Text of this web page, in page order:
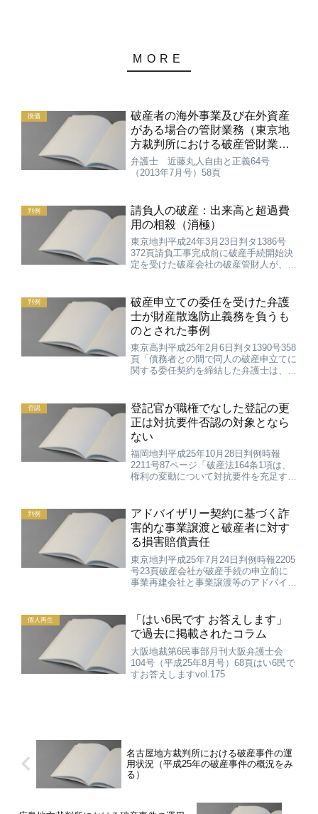
換価
破産者の海外事業及び在外資産
がある場合の管財業務（東京地
方裁判所における破産管財業務
について－平成24年度破産管財
人等協議会）
弁護士 近藤丸人自由と正義64号
（2013年7月号）58頁
判例
請負人の破産：出来高と超過費
用の相殺（消極）
東京地判平成24年3月23日判タ1386号
372頁請負工事完成前に破産手続開始決
定を受けた破産会社の破産管財人が、注
が、残工事に要した超過費用相当額の損
害賠償請求権との...
判例
破産申立ての委任を受けた弁護
士が財産散逸防止義務を負うも
のとされた事例
東京高判平成25年2月6日判タ1390号358
頁「債務者との間で同人の破産申立てに
関する委任契約を締結した弁護士は、破
の財産が散逸することのないよう、必要
な措置を採るべ...
否認
登記官が職権でなした登記の更
正は対抗要件否認の対象となら
ない
福岡地判平成25年10月28日判例時報
2211号87ページ「破産法164条1項は、
権利の変動について対抗要件を充足する
の原因となる法律行為そのものに否認の
理由がない限り...
判例
アドバイザリー契約に基づく詐
害的な事業譲渡と破産者に対す
る損害賠償責任
東京地判平成25年7月24日判例時報2205
号23頁破産会社が破産手続の申立前に
事業再建会社と事業譲渡等のアドバイザ
認と評価される場合、事業再建会社の破
産会社に対する損...
個人再生
「はい6民です お答えします」
で過去に掲載されたコラム
大阪地裁第6民事部月刊大阪弁護士会
104号（平成25年8月号）68頁はい6民で
すお答えしますvol.175
名古屋地方裁判所における破産事件の運
用状況（平成25年の破産事件の概況をみ
る）